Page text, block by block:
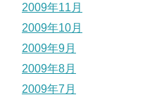
2009年11月
2009年10月
2009年9月
2009年8月
2009年7月